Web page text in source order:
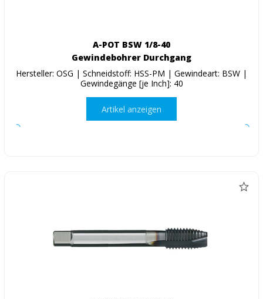
A-POT BSW 1/8-40
Gewindebohrer Durchgang
Hersteller: OSG | Schneidstoff: HSS-PM | Gewindeart: BSW |
Gewindegänge [je Inch]: 40
Artikel anzeigen